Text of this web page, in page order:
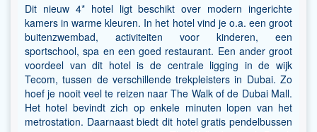
Dit nieuw 4* hotel ligt beschikt over modern ingerichte
kamers in warme kleuren. In het hotel vind je o.a. een groot
buitenzwembad, activiteiten voor kinderen, een
sportschool, spa en een goed restaurant. Een ander groot
voordeel van dit hotel is de centrale ligging in de wijk
Tecom, tussen de verschillende trekpleisters in Dubai. Zo
hoef je nooit veel te reizen naar The Walk of de Dubai Mall.
Het hotel bevindt zich op enkele minuten lopen van het
metrostation. Daarnaast biedt dit hotel gratis pendelbussen